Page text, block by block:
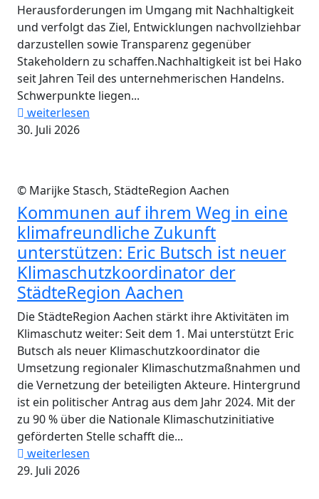
Herausforderungen im Umgang mit Nachhaltigkeit
und verfolgt das Ziel, Entwicklungen nachvollziehbar
darzustellen sowie Transparenz gegenüber
Stakeholdern zu schaffen.Nachhaltigkeit ist bei Hako
seit Jahren Teil des unternehmerischen Handelns.
Schwerpunkte liegen...
weiterlesen
30. Juli 2026
© Marijke Stasch, StädteRegion Aachen
Kommunen auf ihrem Weg in eine
klimafreundliche Zukunft
unterstützen: Eric Butsch ist neuer
Klimaschutzkoordinator der
StädteRegion Aachen
Die StädteRegion Aachen stärkt ihre Aktivitäten im
Klimaschutz weiter: Seit dem 1. Mai unterstützt Eric
Butsch als neuer Klimaschutzkoordinator die
Umsetzung regionaler Klimaschutzmaßnahmen und
die Vernetzung der beteiligten Akteure. Hintergrund
ist ein politischer Antrag aus dem Jahr 2024. Mit der
zu 90 % über die Nationale Klimaschutzinitiative
geförderten Stelle schafft die...
weiterlesen
29. Juli 2026